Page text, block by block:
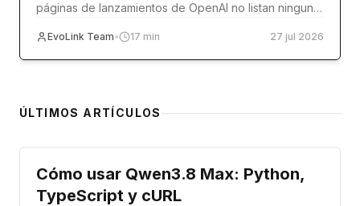
páginas de lanzamientos de OpenAI no listan ninguna
Polymarket.
EvoLink Team• 17 min 27 jul 2026
ÚLTIMOS ARTÍCULOS
Cómo usar Qwen3.8 Max: Python,
TypeScript y cURL